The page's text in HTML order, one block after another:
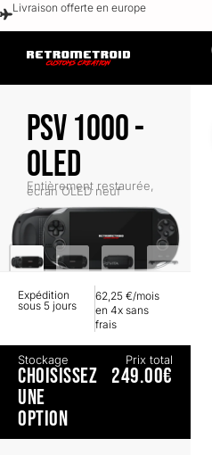
Livraison offerte en europe
PSV 1000 -
OLED
Entièrement restaurée,
écran OLED neuf
Expédition
sous 5 jours
62,25 €/mois
en 4x sans
frais
Stockage
CHOISISSEZ
UNE
OPTION
Prix total
249.00€